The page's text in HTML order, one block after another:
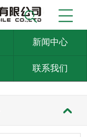
新闻中心
联系我们